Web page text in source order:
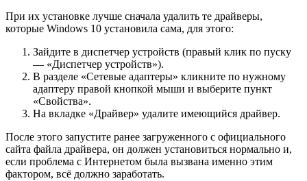
При их установке лучше сначала удалить те драйверы,
которые Windows 10 установила сама, для этого:
Зайдите в диспетчер устройств (правый клик по пуску
— «Диспетчер устройств»).
В разделе «Сетевые адаптеры» кликните по нужному
адаптеру правой кнопкой мыши и выберите пункт
«Свойства».
На вкладке «Драйвер» удалите имеющийся драйвер.
После этого запустите ранее загруженного с официального
сайта файла драйвера, он должен установиться нормально и,
если проблема с Интернетом была вызвана именно этим
фактором, всё должно заработать.